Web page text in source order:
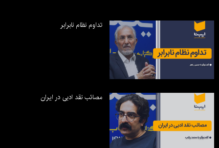
تداوم نظام نابرابر
مصائب نقد ادبی در ایران